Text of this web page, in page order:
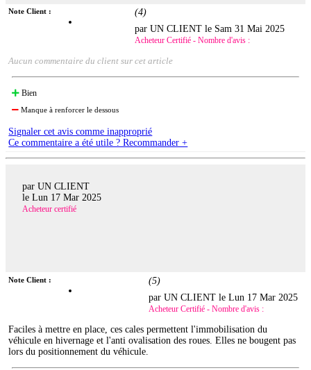
Note Client : (4)
par UN CLIENT le Sam 31 Mai 2025
Acheteur Certifié - Nombre d'avis :
Aucun commentaire du client sur cet article
Bien
Manque à renforcer le dessous
Signaler cet avis comme inapproprié
Ce commentaire a été utile ? Recommander +
par UN CLIENT
le Lun 17 Mar 2025
Acheteur certifié
Note Client : (5)
par UN CLIENT leLun 17 Mar 2025
Acheteur Certifié - Nombre d'avis :
Faciles à mettre en place, ces cales permettent l'immobilisation du
véhicule en hivernage et l'anti ovalisation des roues. Elles ne bougent pas
lors du positionnement du véhicule.